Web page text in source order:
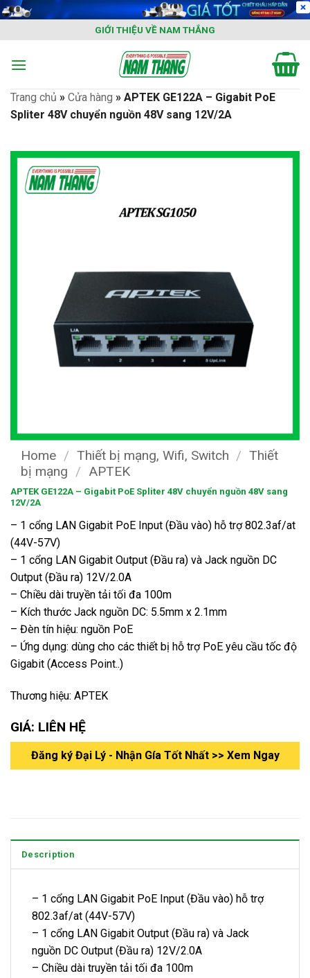
Skip
content
GIỚI THIỆU VỀ NAM THẮNG
Trang chủ » Cửa hàng » APTEK GE122A – Gigabit PoE
Spliter 48V chuyển nguồn 48V sang 12V/2A
Home / Thiết bị mạng, Wifi, Switch / Thiết
bị mạng / APTEK
APTEK GE122A – Gigabit PoE Spliter 48V chuyển nguồn 48V sang
12V/2A
– 1 cổng LAN Gigabit PoE Input (Đầu vào) hỗ trợ 802.3af/at
(44V-57V)
– 1 cổng LAN Gigabit Output (Đầu ra) và Jack nguồn DC
Output (Đầu ra) 12V/2.0A
– Chiều dài truyền tải tối đa 100m
– Kích thước Jack nguồn DC: 5.5mm x 2.1mm
– Đèn tín hiệu: nguồn PoE
– Ứng dụng: dùng cho các thiết bị hỗ trợ PoE yêu cầu tốc độ
Gigabit (Access Point..)
Thương hiệu: APTEK
GIÁ: LIÊN HỆ
Đăng ký Đại Lý - Nhận Gía Tốt Nhất >> Xem Ngay
Description
– 1 cổng LAN Gigabit PoE Input (Đầu vào) hỗ trợ
802.3af/at (44V-57V)
– 1 cổng LAN Gigabit Output (Đầu ra) và Jack
nguồn DC Output (Đầu ra) 12V/2.0A
– Chiều dài truyền tải tối đa 100m